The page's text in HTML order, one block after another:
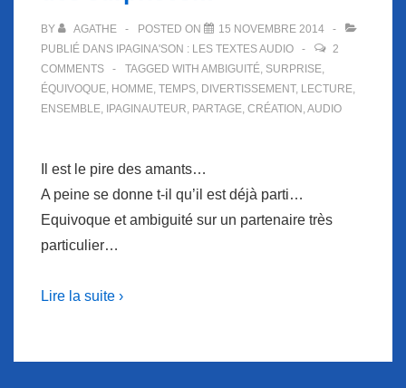
BY AGATHE POSTED ON
15 NOVEMBRE 2014
PUBLIÉ DANS IPAGINA'SON : LES TEXTES AUDIO
2
COMMENTS
TAGGED WITH AMBIGUITÉ, SURPRISE,
ÉQUIVOQUE, HOMME, TEMPS, DIVERTISSEMENT, LECTURE,
ENSEMBLE, IPAGINAUTEUR, PARTAGE, CRÉATION ,AUDIO
Il est le pire des amants…
A peine se donne t-il qu’il est déjà parti…
Equivoque et ambiguité sur un partenaire très
particulier…
Lire la suite ›